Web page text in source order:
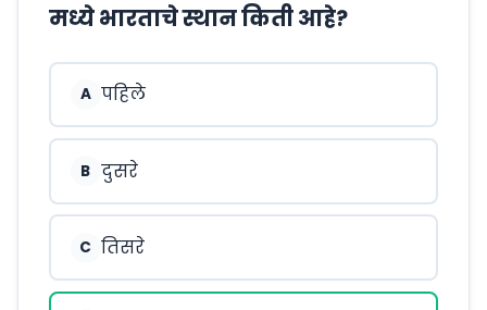
मध्ये भारताचे स्थान किती आहे?
A पहिले
B दुसरे
C तिसरे